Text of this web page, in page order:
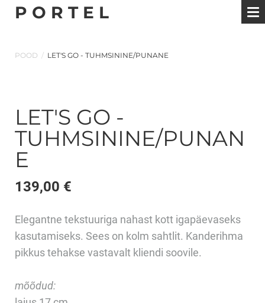
P O R T E L
POOD / LET'S GO - TUHMSININE/PUNANE
LET'S GO -
TUHMSININE/PUNAN
E
139,00 €
Elegantne tekstuuriga nahast kott igapäevaseks
kasutamiseks. Sees on kolm sahtlit. Kanderihma
pikkus tehakse vastavalt kliendi soovile.
mõõdud: